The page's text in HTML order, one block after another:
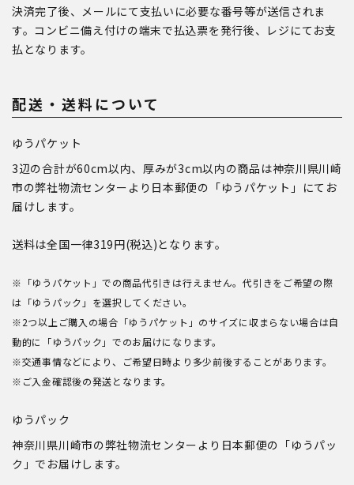
決済完了後、メールにて支払いに必要な番号等が送信されま
す。コンビニ備え付けの端末で払込票を発行後、レジにてお支
払となります。
配送・送料について
ゆうパケット
3辺の合計が60cm以内、厚みが3cm以内の商品は神奈川県川崎
市の弊社物流センターより日本郵便の「ゆうパケット」にてお
届けします。
送料は全国一律319円(税込)となります。
※「ゆうパケット」での商品代引きは行えません。代引きをご希望の際
は「ゆうパック」を選択してください。
※2つ以上ご購入の場合「ゆうパケット」のサイズに収まらない場合は自
動的に「ゆうパック」でのお届けになります。
※交通事情などにより、ご希望日時より多少前後することがあります。
※ご入金確認後の発送となります。
ゆうパック
神奈川県川崎市の弊社物流センターより日本郵便の「ゆうパッ
ク」でお届けします。